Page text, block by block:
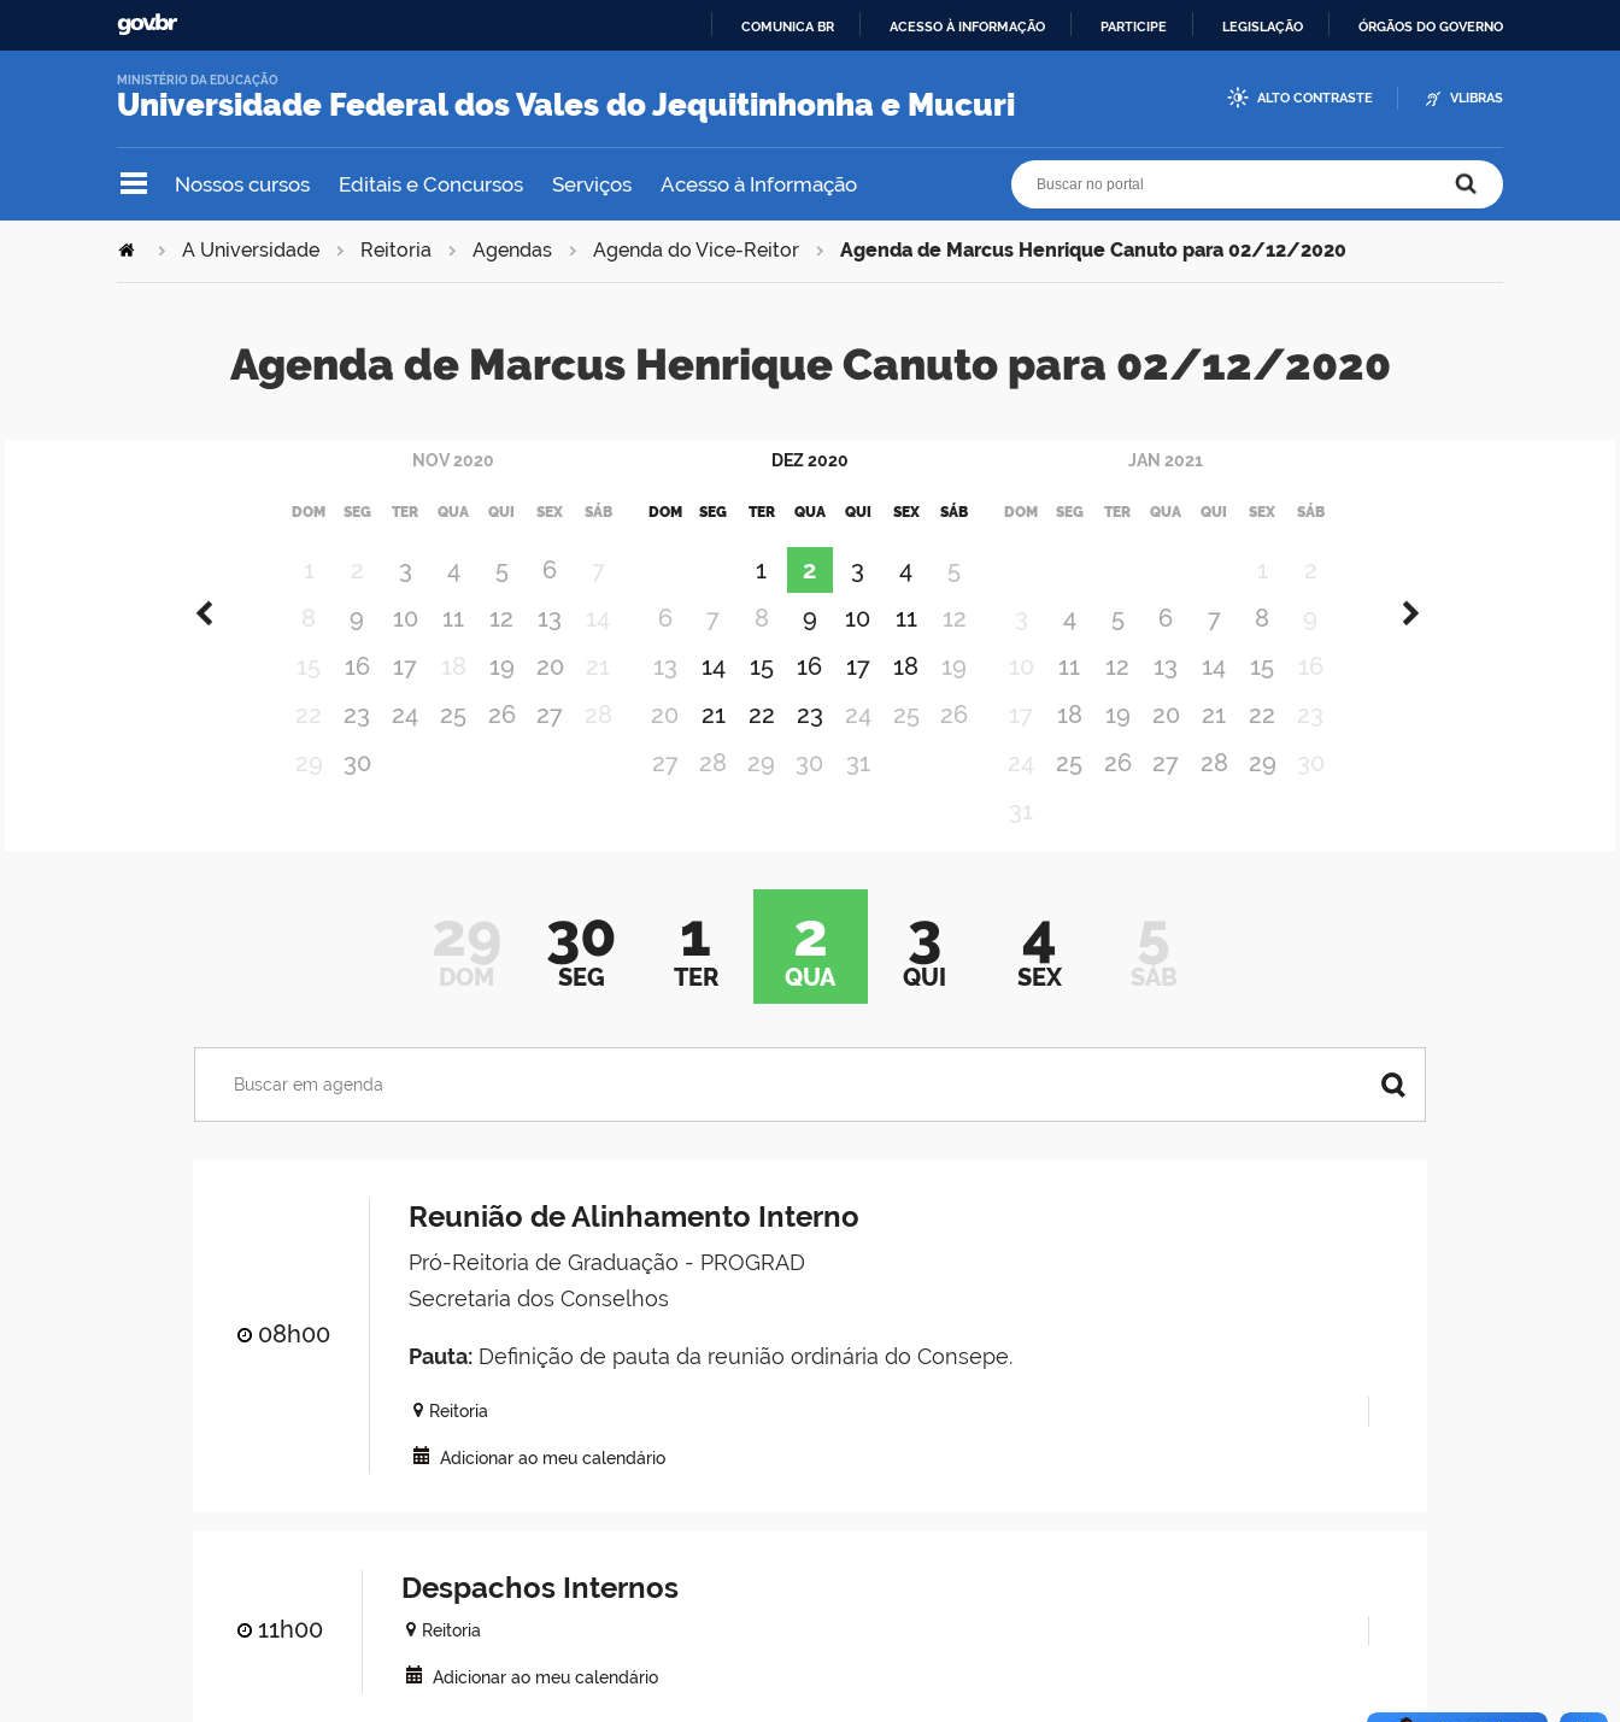
O
COMUNICA BR ACESSO À INFORMAÇÃO PARTICIPE LEGISLAÇÃO ÓRGÃOS DO GOVERNO
Universidade Federal dos Vales do Jequitinhonha e Mucuri
MINISTÉRIO DA EDUCAÇÃO
ALTO CONTRASTE VLIBRAS
Nossos cursos Editais e Concursos Serviços Acesso à Informação
A Universidade Reitoria Agendas Agenda do Vice-Reitor Agenda de Marcus Henrique Canuto para 02/12/2020
Agenda de Marcus Henrique Canuto para 02/12/2020
NOV2020
DOM SEG TER QUA QUI SEX SÁB
1 2 3 4 5 6
7
8
9 10 11 12 13
14
15
16 17 18 19 20
21
22
23 24 25 26 27
28
29
30
DEZ 2020
DOM SEG TER QUA QUI SEX SÁB
1 2 3 4
5
6
7 8 9 10 11
12
13
14 15 16 17 18
19
20
21 22 23 24 25
26
27
28 29 30 31
JAN 2021
DOM SEG TER QUA QUI SEX SÁB
1
2
3
4 5 6 7 8
9
10
11 12 13 14 15
16
17
18 19 20 21 22
23
24
25 26 27 28 29
30
31
29
DOM
30
SEG
1
TER
2
QUA
3
QUI
4
SEX
5
SÁB
08h00
Reunião de Alinhamento Interno
Pró-Reitoria de Graduação - PROGRAD
Secretaria dos Conselhos
Pauta:Definição de pauta da reunião ordinária do Consepe.
Reitoria
Adicionar ao meu calendário
11h00
Despachos Internos
Reitoria
Adicionar ao meu calendário